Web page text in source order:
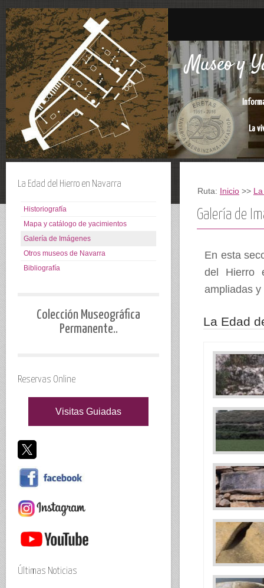
Museo y
La
Ruta: Inicio >>
Galería de
En esta
del Hierro
ampliadas
La Edad
La Edad del Hierro en Navarra
Historiografía
Mapa y catálogo de yacimientos
Galería de Imágenes
Otros museos de Navarra
Bibliografía
Colección Museográfica
Permanente..
Reservas Online
Visitas Guiadas
Últimas Noticias